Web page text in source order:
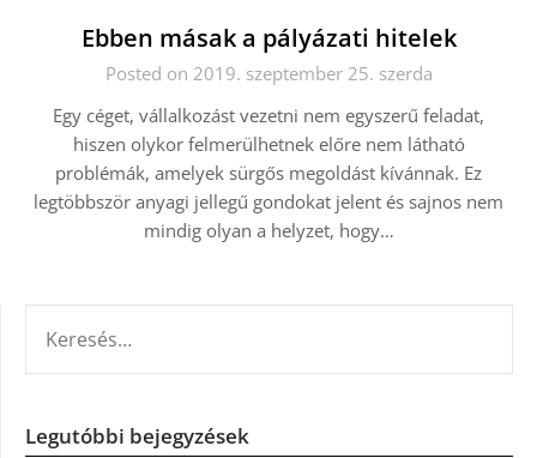
Ebben másak a pályázati hitelek
Posted on 2019. szeptember 25. szerda
Egy céget, vállalkozást vezetni nem egyszerű feladat,
hiszen olykor felmerülhetnek előre nem látható
problémák, amelyek sürgős megoldást kívánnak. Ez
legtöbbször anyagi jellegű gondokat jelent és sajnos nem
mindig olyan a helyzet, hogy…
Legutóbbi bejegyzések